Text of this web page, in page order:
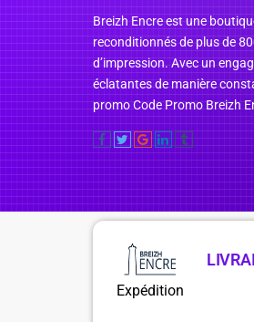
Breizh Encre est une
reconditionnés de plus de
d’impression. Avec un
éclatantes de manière
promo Code Promo Breizh
Expédition